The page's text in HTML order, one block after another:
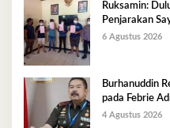
Ruksamin:
Penjarakan
6 Agustus 2026
Burhanuddin
pada Febrie
4 Agustus 2026